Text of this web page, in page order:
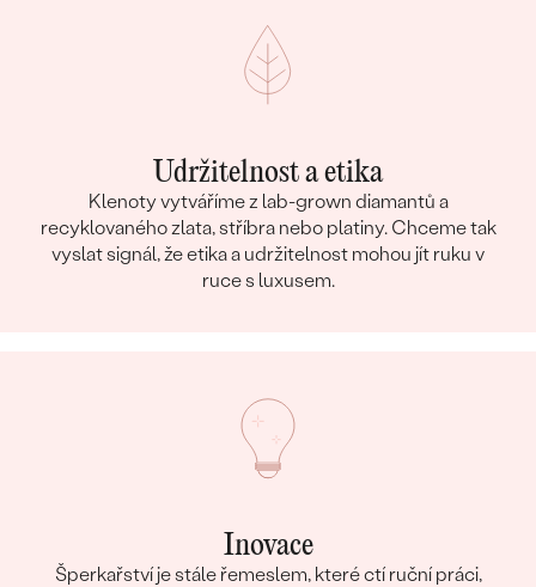
Udržitelnost a etika
Klenoty vytváříme z lab-grown diamantů a
recyklovaného zlata, stříbra nebo platiny. Chceme tak
vyslat signál, že etika a udržitelnost mohou jít ruku v
ruce s luxusem.
Inovace
Šperkařství je stále řemeslem, které ctí ruční práci,